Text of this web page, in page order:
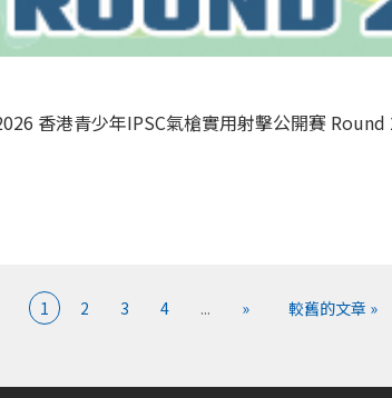
香港青少年IPSC氣槍實用射擊公開賽
1 2 3 4 ... » 較舊的文章 »